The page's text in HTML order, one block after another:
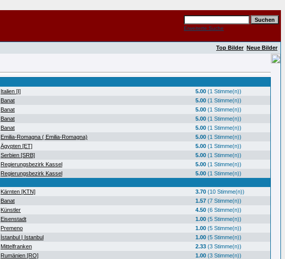
Erweiterte Suche
Top Bilder Neue Bilder
Italien [I] 5.00 (1 Stimme(n))
Banat 5.00 (1 Stimme(n))
Banat 5.00 (1 Stimme(n))
Banat 5.00 (1 Stimme(n))
Banat 5.00 (1 Stimme(n))
Emilia-Romagna ( Emilia-Romagna) 5.00 (1 Stimme(n))
Ägypten [ET] 5.00 (1 Stimme(n))
Serbien [SRB] 5.00 (1 Stimme(n))
Regierungsbezirk Kassel 5.00 (1 Stimme(n))
Regierungsbezirk Kassel 5.00 (1 Stimme(n))
Kärnten [KTN] 3.70 (10 Stimme(n))
Banat 1.57 (7 Stimme(n))
Künstler 4.50 (6 Stimme(n))
Eisenstadt 1.00 (5 Stimme(n))
Premeno 1.00 (5 Stimme(n))
İstanbul | Istanbul 1.00 (5 Stimme(n))
Mittelfranken 2.33 (3 Stimme(n))
Rumänien [RO] 1.00 (3 Stimme(n))